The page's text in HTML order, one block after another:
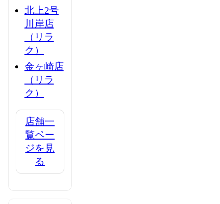
北上2号
川岸店
（リラ
ク）
金ヶ崎店
（リラ
ク）
店舗一
覧ペー
ジを見
る